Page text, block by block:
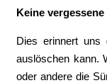
Keine vergessene
Dies erinnert uns
auslöschen kann.
oder andere die